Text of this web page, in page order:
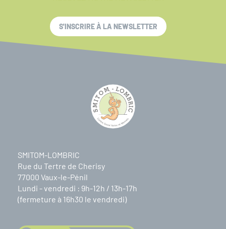
SMITOM-LOMBRIC
Rue du Tertre de Cherisy
77000 Vaux-le-Pénil
Lundi - vendredi : 9h-12h / 13h-17h
(fermeture à 16h30 le vendredi)
S'INSCRIRE À LA NEWSLETTER